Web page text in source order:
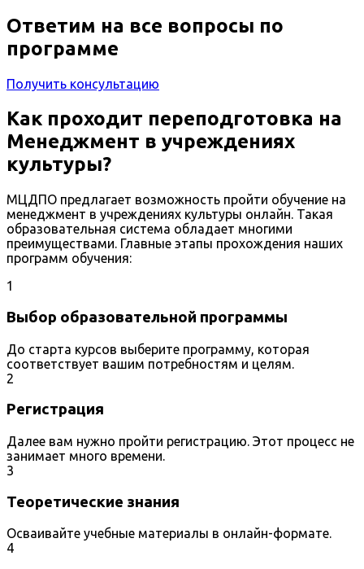
Ответим на все вопросы по
программе
Получить консультацию
Как проходит переподготовка на
Менеджмент в учреждениях
культуры?
МЦДПО предлагает возможность пройти обучение на
менеджмент в учреждениях культуры онлайн. Такая
образовательная система обладает многими
преимуществами. Главные этапы прохождения наших
программ обучения:
1
Выбор образовательной программы
До старта курсов выберите программу, которая
соответствует вашим потребностям и целям.
2
Регистрация
Далее вам нужно пройти регистрацию. Этот процесс не
занимает много времени.
3
Теоретические знания
Осваивайте учебные материалы в онлайн-формате.
4